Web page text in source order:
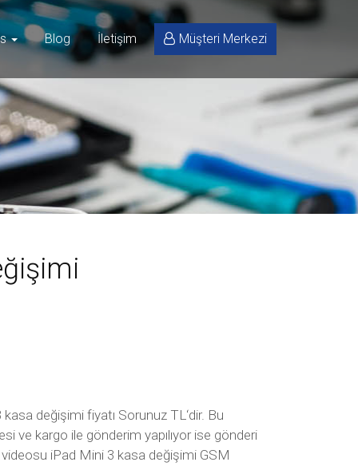
Blog İletişim Müşteri Merkezi
değişimi fiyatı Sorunuz TL‘dir. Bu
ve kargo ile gönderim yapılıyor ise gönderi
iPad Mini 3 kasa değişimi GSM